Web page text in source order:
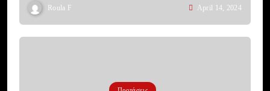
Roula F April 14, 2024